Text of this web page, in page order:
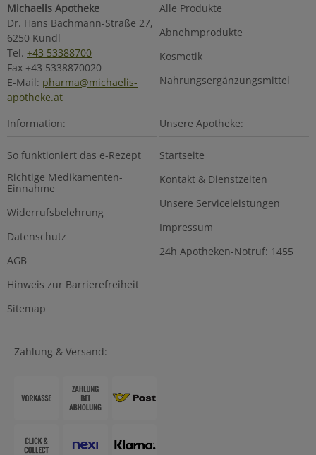
Michaelis Apotheke
Dr. Hans Bachmann-Straße 27,
6250 Kundl
Tel. +43 53388700
Fax +43 5338870020
E-Mail: pharma@michaelis-
apotheke.at
Alle Produkte
Abnehmprodukte
Kosmetik
Nahrungsergänzungsmittel
Information:
So funktioniert das e-Rezept
Richtige Medikamenten-
Einnahme
Widerrufsbelehrung
Datenschutz
AGB
Hinweis zur Barrierefreiheit
Sitemap
Unsere Apotheke:
Startseite
Kontakt & Dienstzeiten
Unsere Serviceleistungen
Impressum
24h Apotheken-Notruf: 1455
Zahlung & Versand: